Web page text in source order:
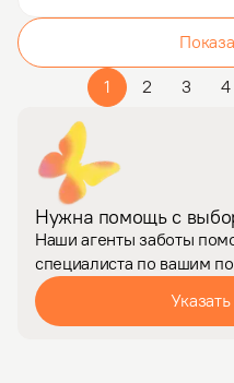
консультированием
1 2 3 4
Нужна помощь с
Наши агенты заботы
специалиста по вашим